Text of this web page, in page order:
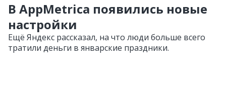
В AppMetrica появились новые
настройки
Ещё Яндекс рассказал, на что люди больше всего
тратили деньги в январские праздники.